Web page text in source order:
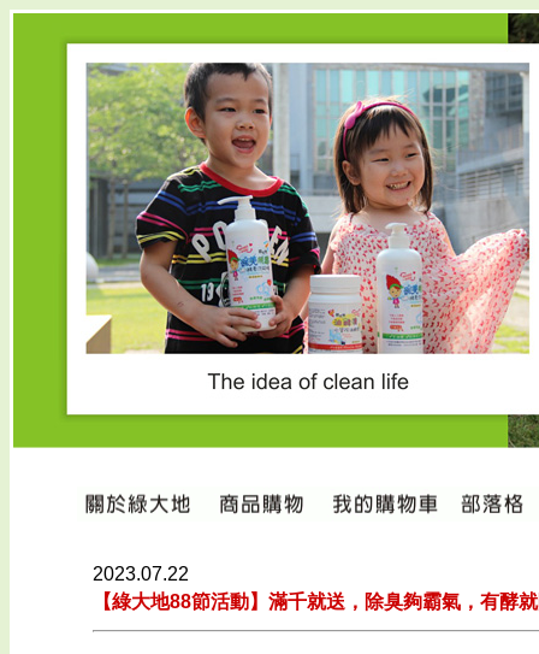
2023.07.22
【綠大地88節活動】滿千就送，除臭夠霸氣，有酵